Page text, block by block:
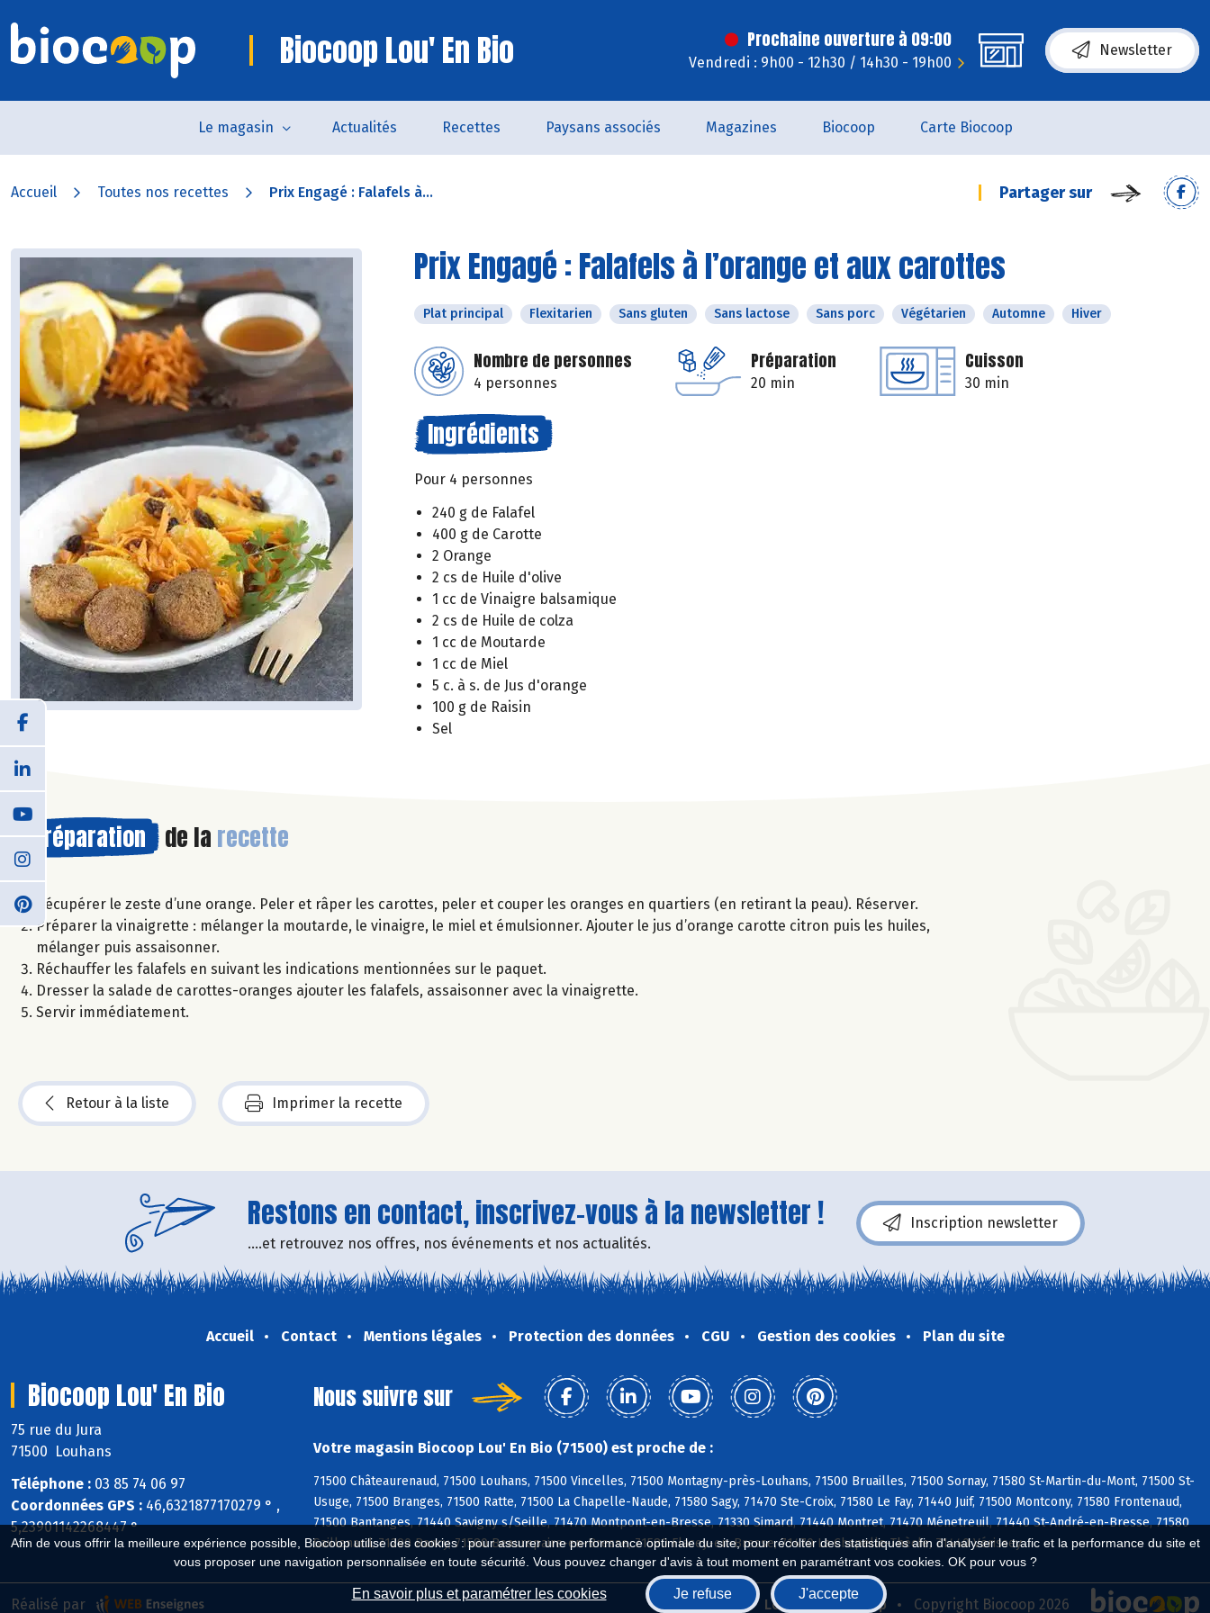
Afin de vous offrir la meilleure expérience possible, Biocoop utilise des cookies : pour assurer une performance optimale du site, pour récolter des statistiques afin d'analyser le trafic et la performance du site et
vous proposer une navigation personnalisée en toute sécurité. Vous pouvez changer d'avis à tout moment en paramétrant vos cookies. OK pour vous ?
En savoir plus et paramétrer les cookies Je refuse J'accepte
Biocoop Lou' En Bio Prochaine ouverture à 09:00
Vendredi : 9h00 - 12h30 / 14h30 - 19h00
Newsletter
Le magasin Actualités Recettes Paysans associés Magazines Biocoop Carte Biocoop
Accueil Toutes nos recettes Prix Engagé : Falafels à... Partager sur
Prix Engagé : Falafels à l’orange et aux carottes
Plat principal Flexitarien Sans gluten Sans lactose Sans porc Végétarien Automne Hiver
Nombre de personnes
4 personnes
Préparation
20 min
Cuisson
30 min
Ingrédients
Pour 4 personnes
240 g de Falafel
400 g de Carotte
2 Orange
2 cs de Huile d'olive
1 cc de Vinaigre balsamique
2 cs de Huile de colza
1 cc de Moutarde
1 cc de Miel
5 c. à s. de Jus d'orange
100 g de Raisin
Sel
Préparation de la recette
Récupérer le zeste d’une orange. Peler et râper les carottes, peler et couper les oranges en quartiers (en retirant la peau). Réserver.
Préparer la vinaigrette : mélanger la moutarde, le vinaigre, le miel et émulsionner. Ajouter le jus d’orange carotte citron puis les huiles,
mélanger puis assaisonner.
Réchauffer les falafels en suivant les indications mentionnées sur le paquet.
Dresser la salade de carottes-oranges ajouter les falafels, assaisonner avec la vinaigrette.
Servir immédiatement.
Retour à la liste Imprimer la recette
Restons en contact, inscrivez-vous à la newsletter !
....et retrouvez nos offres, nos événements et nos actualités.
Inscription newsletter
Accueil Contact Mentions légales Protection des données CGU Gestion des cookies Plan du site
Biocoop Lou' En Bio
75 rue du Jura
71500 Louhans
Téléphone : 03 85 74 06 97
Coordonnées GPS : 46,6321877170279 ° ,
5,23901142268447 °
Nous suivre sur
Votre magasin Biocoop Lou' En Bio (71500) est proche de :
71500 Châteaurenaud, 71500 Louhans, 71500 Vincelles, 71500 Montagny-près-Louhans, 71500 Bruailles, 71500 Sornay, 71580 St-Martin-du-Mont, 71500 St-
Usuge, 71500 Branges, 71500 Ratte, 71500 La Chapelle-Naude, 71580 Sagy, 71470 Ste-Croix, 71580 Le Fay, 71440 Juif, 71500 Montcony, 71580 Frontenaud,
71500 Bantanges, 71440 Savigny s/Seille, 71470 Montpont-en-Bresse, 71330 Simard, 71440 Montret, 71470 Ménetreuil, 71440 St-André-en-Bresse, 71580
Saillenard, 71290 Rancy, 71580 Beaurepaire-en-Bresse, 71580 Flacey-en-Bresse, 71470 La Chapelle-Thècle, 71440 Vérissey
Biocoop.fr Le réseau Biocoop Copyright Biocoop 2026
Réalisé par